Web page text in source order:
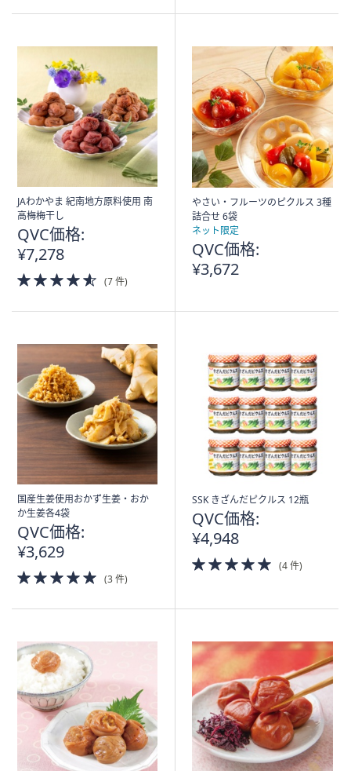
JAわかやま 紀南地方原料使用 南
高梅梅干し
QVC価格:
¥7,278
4.5
of
(7 件)
やさい・フルーツのピクルス 3種
詰合せ 6袋
ネット限定
QVC価格:
¥3,672
国産生姜使用おかず生姜・おか
か生姜各4袋
QVC価格:
¥3,629
5.0
of
(3 件)
SSK きざんだピクルス 12瓶
QVC価格:
¥4,948
5.0
of
(4 件)